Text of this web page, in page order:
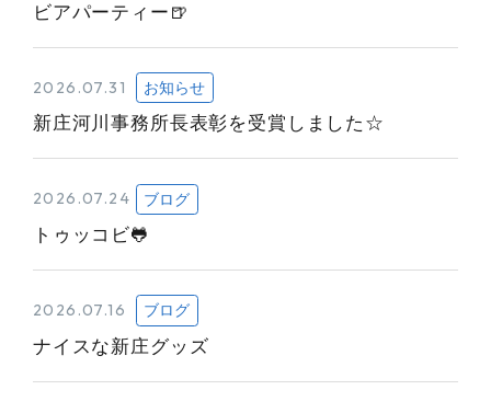
ビアパーティー🍺
2026.07.31 お知らせ
新庄河川事務所長表彰を受賞しました☆
2026.07.24 ブログ
トゥッコビ🐸
2026.07.16 ブログ
ナイスな新庄グッズ